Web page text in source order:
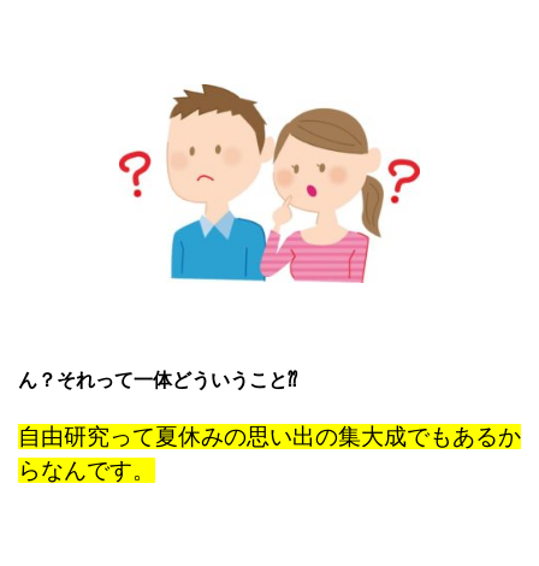
ん？それって一体どういうこと⁇
自由研究って夏休みの思い出の集大成でもあるか
らなんです。